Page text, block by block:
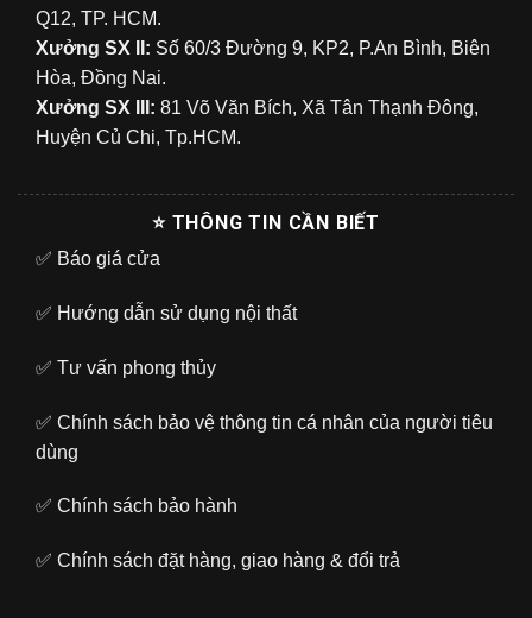
Q12, TP. HCM.
Xưởng SX II: Số 60/3 Đường 9, KP2, P.An Bình, Biên
Hòa, Đồng Nai.
Xưởng SX III: 81 Võ Văn Bích, Xã Tân Thạnh Đông,
Huyện Củ Chi, Tp.HCM.
⭐ THÔNG TIN CẦN BIẾT
✅ Báo giá cửa
✅ Hướng dẫn sử dụng nội thất
✅ Tư vấn phong thủy
✅ Chính sách bảo vệ thông tin cá nhân của người tiêu
dùng
✅ Chính sách bảo hành
✅ Chính sách đặt hàng, giao hàng & đổi trả